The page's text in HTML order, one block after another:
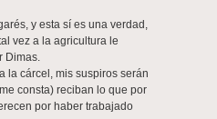
y esta sí es una verdad,
vez a la agricultura le
Dimas.
la cárcel, mis suspiros serán
consta) reciban lo que por
por haber trabajado